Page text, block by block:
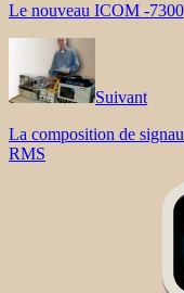
Le nouveau ICOM -7300
Suivant
La composition de
RMS